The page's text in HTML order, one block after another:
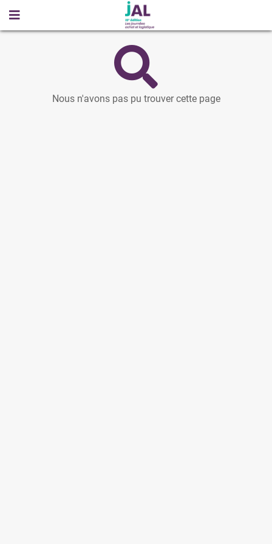
Nous n'avons pas pu trouver cette page